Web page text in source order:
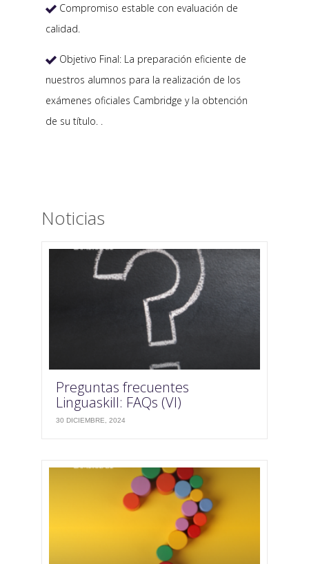
 Compromiso estable con evaluación de
calidad.
 Objetivo Final: La preparación eficiente de
nuestros alumnos para la realización de los
exámenes oficiales Cambridge y la obtención
de su título. .
Noticias
Preguntas frecuentes
Linguaskill: FAQs (VI)
30 DICIEMBRE, 2024